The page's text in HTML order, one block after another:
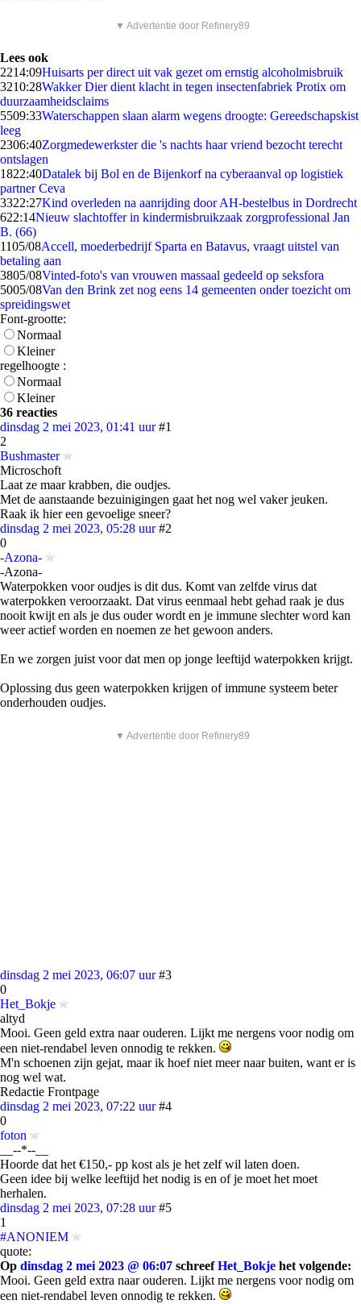
▼ Advertentie door Refinery89
Lees ook
2214:09Huisarts per direct uit vak gezet om ernstig alcoholmisbruik
3210:28Wakker Dier dient klacht in tegen insectenfabriek Protix om
duurzaamheidsclaims
5509:33Waterschappen slaan alarm wegens droogte: Gereedschapskist
leeg
2306:40Zorgmedewerkster die 's nachts haar vriend bezocht terecht
ontslagen
1822:40Datalek bij Bol en de Bijenkorf na cyberaanval op logistiek
partner Ceva
3322:27Kind overleden na aanrijding door AH-bestelbus in Dordrecht
622:14Nieuw slachtoffer in kindermisbruikzaak zorgprofessional Jan
B. (66)
1105/08Accell, moederbedrijf Sparta en Batavus, vraagt uitstel van
betaling aan
3805/08Vinted-foto's van vrouwen massaal gedeeld op seksfora
5005/08Van den Brink zet nog eens 14 gemeenten onder toezicht om
spreidingswet
Font-grootte:
Normaal
Kleiner
regelhoogte :
Normaal
Kleiner
36 reacties
dinsdag 2 mei 2023, 01:41 uur #1
2
Bushmaster
Microschoft
Laat ze maar krabben, die oudjes.
Met de aanstaande bezuinigingen gaat het nog wel vaker jeuken.
Raak ik hier een gevoelige sneer?
dinsdag 2 mei 2023, 05:28 uur #2
0
-Azona-
-Azona-
Waterpokken voor oudjes is dit dus. Komt van zelfde virus dat
waterpokken veroorzaakt. Dat virus eenmaal hebt gehad raak je dus
nooit kwijt en als je dus ouder wordt en je immune slechter word kan
weer actief worden en noemen ze het gewoon anders.
En we zorgen juist voor dat men op jonge leeftijd waterpokken krijgt.
Oplossing dus geen waterpokken krijgen of immune systeem beter
onderhouden oudjes.
▼ Advertentie door Refinery89
dinsdag 2 mei 2023, 06:07 uur #3
0
Het_Bokje
altyd
Mooi. Geen geld extra naar ouderen. Lijkt me nergens voor nodig om
een niet-rendabel leven onnodig te rekken.
M'n schoenen zijn gejat, maar ik hoef niet meer naar buiten, want er is
nog wel wat.
Redactie Frontpage
dinsdag 2 mei 2023, 07:22 uur #4
0
foton
__--*--__
Hoorde dat het €150,- pp kost als je het zelf wil laten doen.
Geen idee bij welke leeftijd het nodig is en of je moet het moet
herhalen.
dinsdag 2 mei 2023, 07:28 uur #5
1
#ANONIEM
quote:
Op dinsdag 2 mei 2023 @ 06:07 schreefHet_Bokje het volgende:
Mooi. Geen geld extra naar ouderen. Lijkt me nergens voor nodig om
een niet-rendabel leven onnodig te rekken.